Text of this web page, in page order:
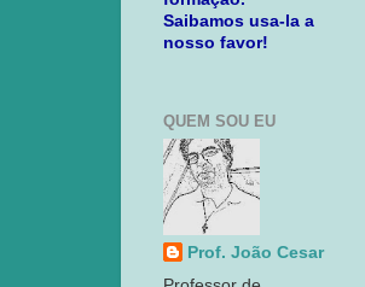
Saibamos usa-la a
nosso favor!
QUEM SOU EU
Prof. João Cesar